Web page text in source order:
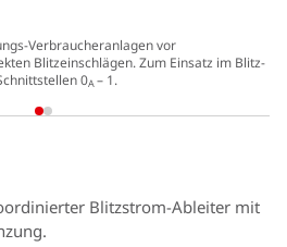
Verbraucheranlagen vor
Blitzeinschlägen. Zum Einsatz im Blitz-
0A– 1.
Blitzstrom-Ableiter mit